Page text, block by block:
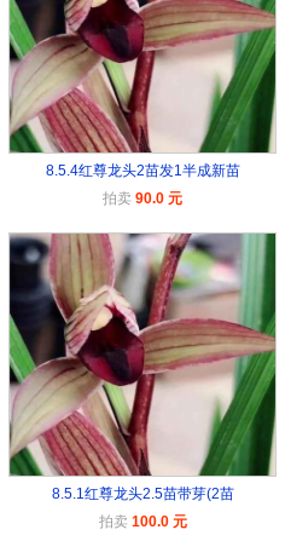
8.5.4红尊龙头2苗发1半成新苗
拍卖 90.0 元
8.5.1红尊龙头2.5苗带芽(2苗
拍卖 100.0 元